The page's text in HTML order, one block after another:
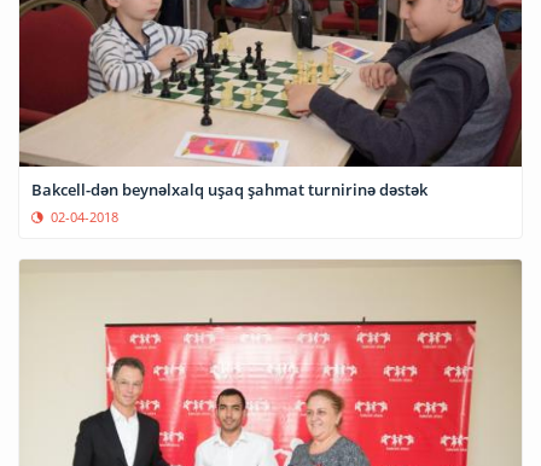
Bakcell-dən beynəlxalq uşaq şahmat turnirinə dəstək
02-04-2018